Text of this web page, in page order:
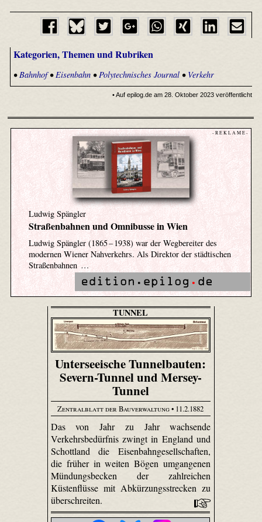
Kategorien, Themen und Rubriken
•Bahnhof•Eisenbahn•Polytechnisches Journal• Verkehr
• Auf epilog.de am 28. Oktober 2023 veröffentlicht
- R E K L A M E -
Ludwig Spängler
Straßenbahnen und Omnibusse in Wien
Ludwig Spängler (1865 – 1938) war der Wegbereiter des
modernen Wiener Nahverkehrs. Als Direktor der städtischen
Straßenbahnen …
TUNNEL
Unterseeische Tunnelbauten:
Severn-Tunnel und Mersey-
Tunnel
Zentralblatt der Bauverwaltung• 11.2.1882
Das von Jahr zu Jahr wachsende
Verkehrsbedürfnis zwingt in England und
Schottland die Eisenbahngesellschaften,
die früher in weiten Bögen umgangenen
Mündungsbecken der zahlreichen
Küstenflüsse mit Abkürzungsstrecken zu
überschreiten.